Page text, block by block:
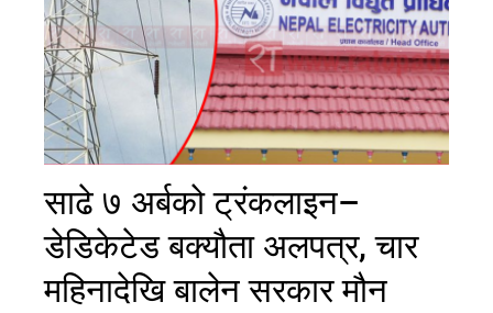
साढे ७ अर्बको ट्रंकलाइन–
डेडिकेटेड बक्यौता अलपत्र, चार
महिनादेखि बालेन सरकार मौन